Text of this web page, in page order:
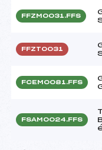
FFZM0031.FFS
FFZT0031
FCEM0081.FFS
FSAM0024.FFS